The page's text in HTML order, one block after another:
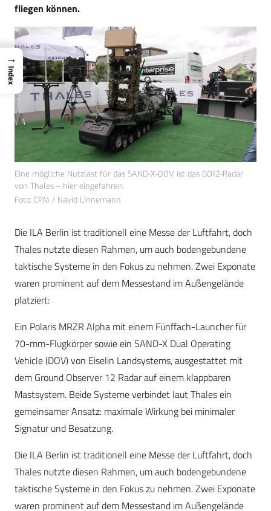
fliegen können.
Eine mögliche Nutzlast für das SAND-X-DOV ist das GO12-Radar
von Thales – hier eingefahren.
Foto: CPM / Navid Linnemann
Die ILA Berlin ist traditionell eine Messe der Luftfahrt, doch
Thales nutzte diesen Rahmen, um auch bodengebundene
taktische Systeme in den Fokus zu nehmen. Zwei Exponate
waren prominent auf dem Messestand im Außengelände
platziert:
Ein Polaris MRZR Alpha mit einem Fünffach-Launcher für
70-mm-Flugkörper sowie ein SAND-X Dual Operating
Vehicle (DOV) von Eiselin Landsystems, ausgestattet mit
dem Ground Observer 12 Radar auf einem klappbaren
Mastsystem. Beide Systeme verbindet laut Thales ein
gemeinsamer Ansatz: maximale Wirkung bei minimaler
Signatur und Besatzung.
Die ILA Berlin ist traditionell eine Messe der Luftfahrt, doch
Thales nutzte diesen Rahmen, um auch bodengebundene
taktische Systeme in den Fokus zu nehmen. Zwei Exponate
waren prominent auf dem Messestand im Außengelände
→
Index